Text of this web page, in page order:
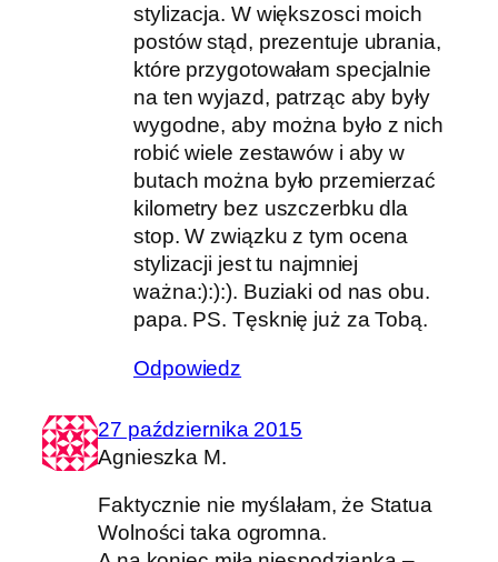
stylizacja. W większosci moich
postów stąd, prezentuje ubrania,
które przygotowałam specjalnie
na ten wyjazd, patrząc aby były
wygodne, aby można było z nich
robić wiele zestawów i aby w
butach można było przemierzać
kilometry bez uszczerbku dla
stop. W związku z tym ocena
stylizacji jest tu najmniej
ważna:):):). Buziaki od nas obu.
papa. PS. Tęsknię już za Tobą.
Odpowiedz
27 października 2015
Agnieszka M.
Faktycznie nie myślałam, że Statua
Wolności taka ogromna.